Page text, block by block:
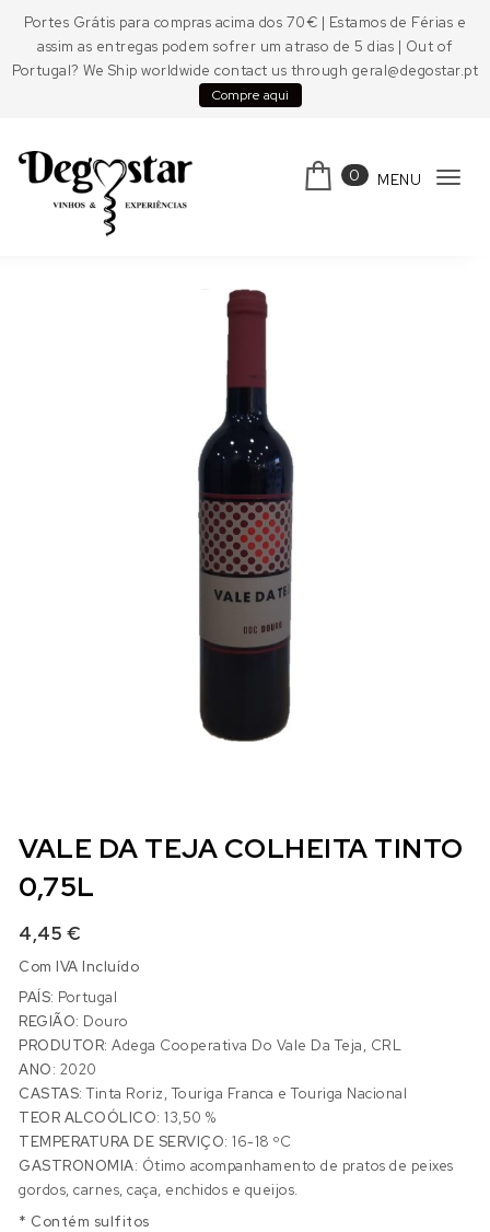
Portes Grátis para compras acima dos 70€ | Estamos de Férias e
assim as entregas podem sofrer um atraso de 5 dias | Out of
Portugal? We Ship worldwide contact us through geral@degostar.pt
Compre aqui
0 MENU
VALE DA TEJA COLHEITA TINTO
0,75L
4,45 €
Com IVA Incluído
PAÍS: Portugal
REGIÃO: Douro
PRODUTOR: Adega Cooperativa Do Vale Da Teja, CRL
ANO: 2020
CASTAS: Tinta Roriz, Touriga Franca e Touriga Nacional
TEOR ALCOÓLICO:13,50 %
TEMPERATURA DE SERVIÇO: 16-18 ºC
GASTRONOMIA: Ótimo acompanhamento de pratos de peixes
gordos, carnes, caça, enchidos e queijos.
* Contém sulfitos